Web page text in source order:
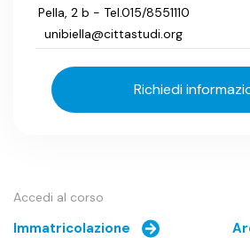
Pella, 2 b - Tel.015/8551110
unibiella@cittastudi.org
Richiedi
Accedi al corso
Immatricolazione